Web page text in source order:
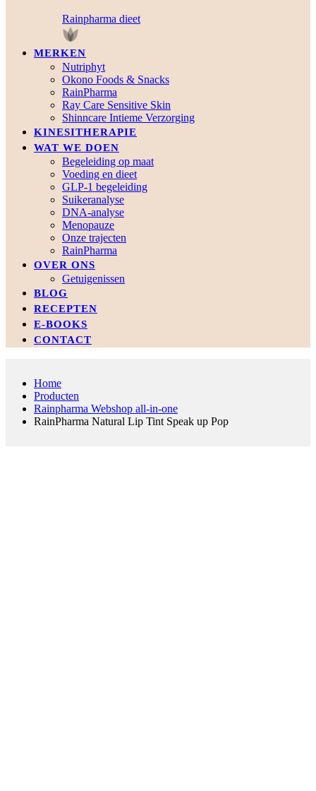
Rainpharma dieet
MERKEN
Nutriphyt
Okono Foods & Snacks
RainPharma
Ray Care Sensitive Skin
Shinncare Intieme Verzorging
KINESITHERAPIE
WAT WE DOEN
Begeleiding op maat
Voeding en dieet
GLP-1 begeleiding
Suikeranalyse
DNA-analyse
Menopauze
Onze trajecten
RainPharma
OVER ONS
Getuigenissen
BLOG
RECEPTEN
E-BOOKS
CONTACT
Home
Producten
Rainpharma Webshop all-in-one
RainPharma Natural Lip Tint Speak up Pop